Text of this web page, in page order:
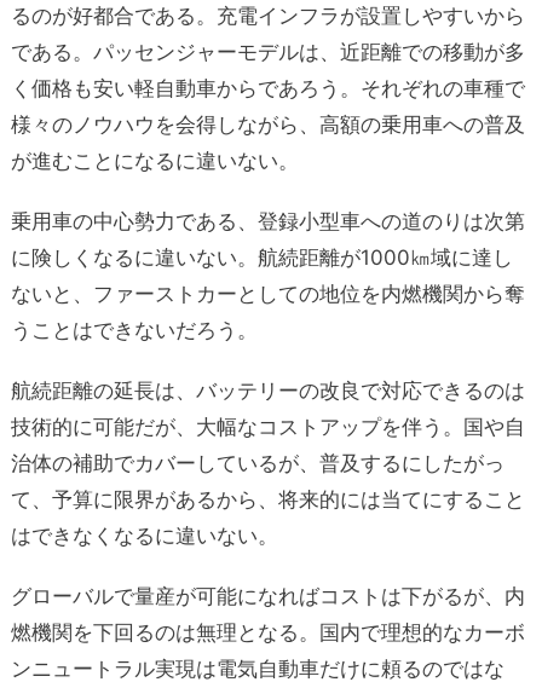
るのが好都合である。充電インフラが設置しやすいから
である。パッセンジャーモデルは、近距離での移動が多
く価格も安い軽自動車からであろう。それぞれの車種で
様々のノウハウを会得しながら、高額の乗用車への普及
が進むことになるに違いない。
乗用車の中心勢力である、登録小型車への道のりは次第
に険しくなるに違いない。航続距離が1000㎞域に達し
ないと、ファーストカーとしての地位を内燃機関から奪
うことはできないだろう。
航続距離の延長は、バッテリーの改良で対応できるのは
技術的に可能だが、大幅なコストアップを伴う。国や自
治体の補助でカバーしているが、普及するにしたがっ
て、予算に限界があるから、将来的には当てにすること
はできなくなるに違いない。
グローバルで量産が可能になればコストは下がるが、内
燃機関を下回るのは無理となる。国内で理想的なカーボ
ンニュートラル実現は電気自動車だけに頼るのではな